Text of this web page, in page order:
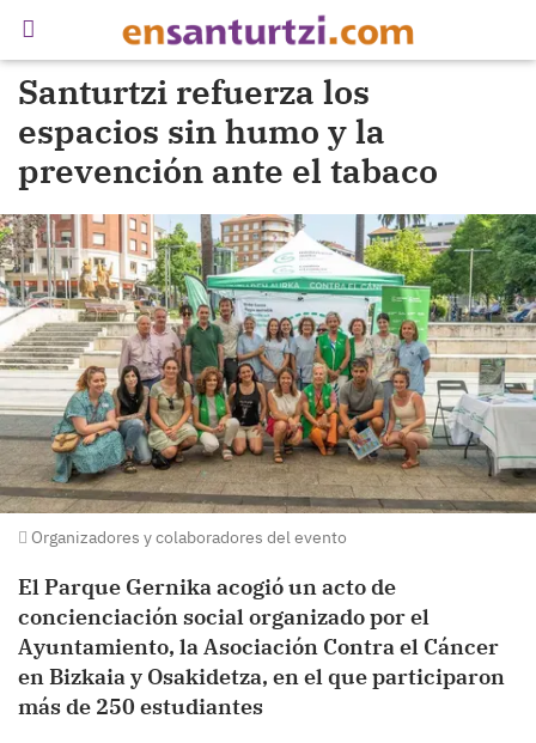
Santurtzi refuerza los
espacios sin humo y la
prevención ante el tabaco
Organizadores y colaboradores del evento
El Parque Gernika acogió un acto de
concienciación social organizado por el
Ayuntamiento, la Asociación Contra el Cáncer
en Bizkaia y Osakidetza, en el que participaron
más de 250 estudiantes